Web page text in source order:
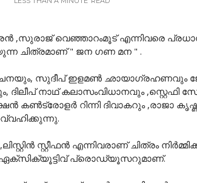
,സുരാജ് വെഞ്ഞാറംമൂട് എന്നിവരെ
ചിത്രമാണ് " ജന ഗണ മന " .
സുദീപ് ഇളമൺ ഛായാഗ്രഹണവും
ദിലീപ് നാഥ് കലാസംവിധാനവും
കൺട്രോളർ റിന്നി ദിവാകറും ,രാജാ
സ്റ്റീഫൻ എന്നിവരാണ് ചിത്രം
ഏക്സിക്യൂട്ടിവ് പ്രൊഡ്യൂസറുമാണ്.